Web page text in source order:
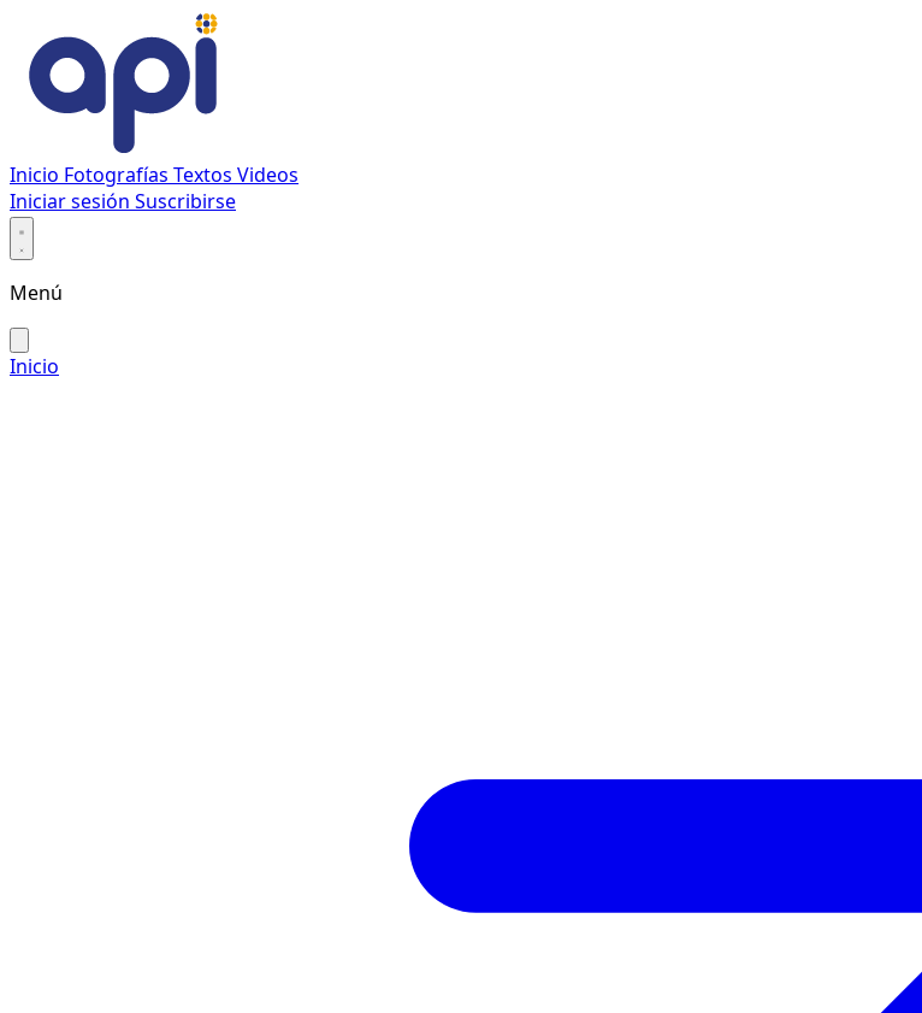
Inicio Fotografías Textos Videos
Iniciar sesión Suscribirse
Menú
Inicio